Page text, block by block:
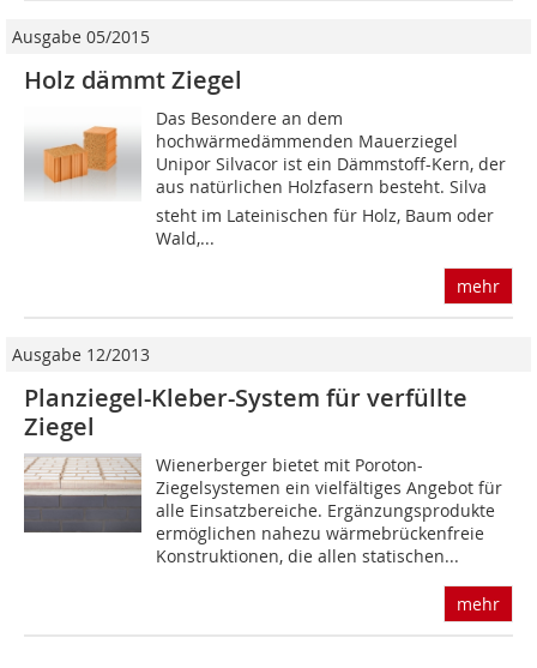
Ausgabe 05/2015
Holz dämmt Ziegel
Das Besondere an dem
hochwärmedämmenden Mauerziegel
Unipor Silvacor ist ein Dämmstoff-Kern, der
aus natürlichen Holzfasern besteht. Silva
steht im Lateinischen für Holz, Baum oder
Wald,...
mehr
Ausgabe 12/2013
Planziegel-Kleber-System für verfüllte
Ziegel
Wienerberger bietet mit Poroton-
Ziegelsystemen ein vielfältiges Angebot für
alle Einsatzbereiche. Ergänzungsprodukte
ermöglichen nahezu wärmebrückenfreie
Konstruktionen, die allen statischen...
mehr